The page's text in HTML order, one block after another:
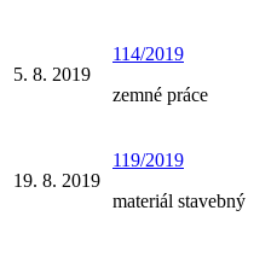
5. 8. 2019
114/2019
zemné práce
19. 8. 2019
119/2019
materiál stavebný